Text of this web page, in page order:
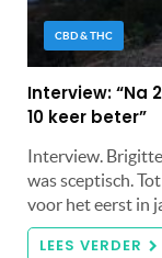
CBD & THC
Interview: “Na
10 keer beter”
Interview.
was sceptisch.
voor het eerst in
LEES VERDER